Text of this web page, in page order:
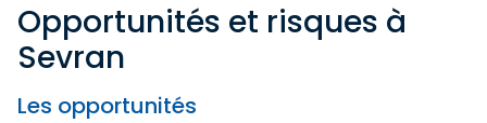
Opportunités et risques à
Sevran
Les opportunités